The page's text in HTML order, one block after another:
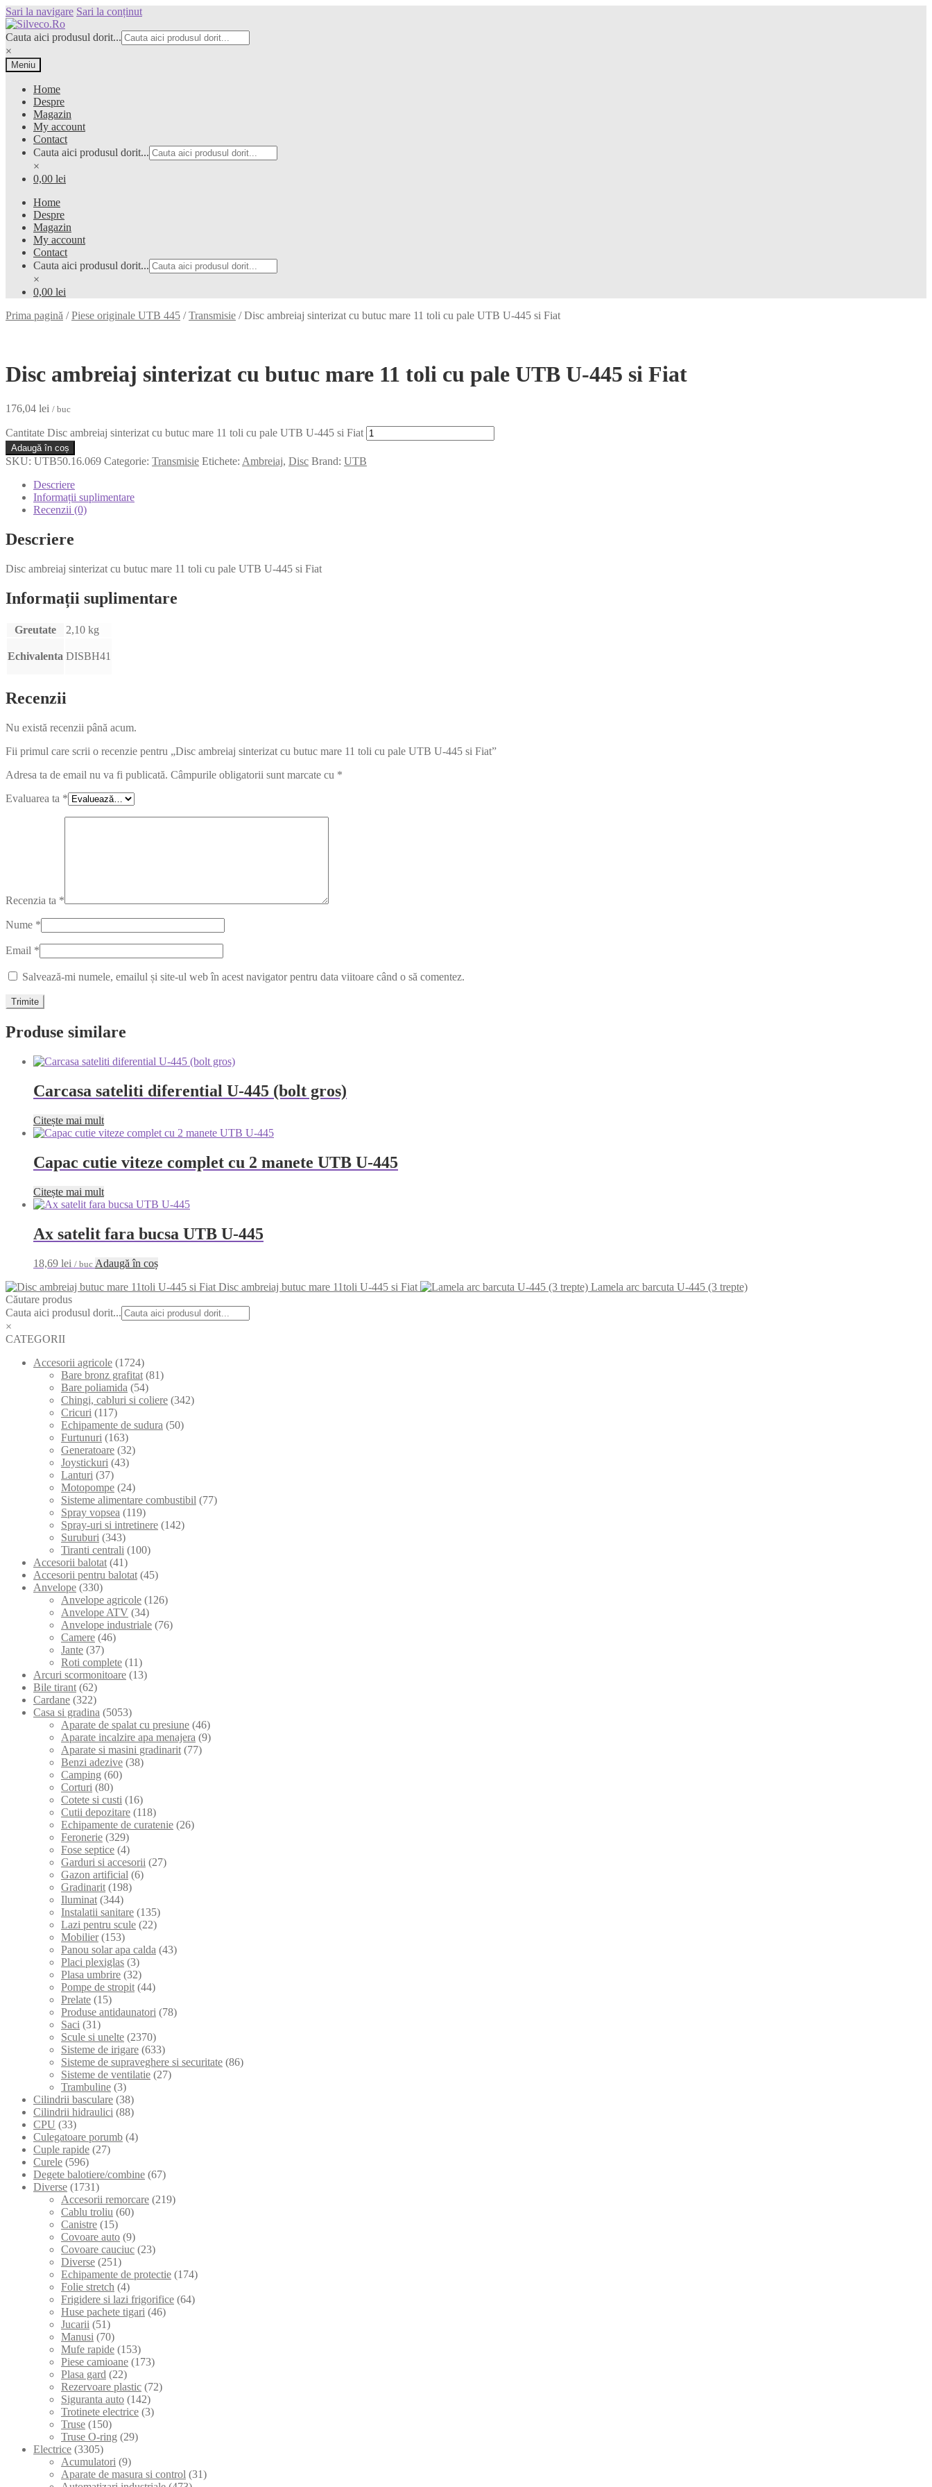
Sari la navigare Sari la conținut
Cauta aici produsul dorit...
×
Meniu
Home
Despre
Magazin
My account
Contact
Cauta aici produsul dorit...
×
0,00 lei
Home
Despre
Magazin
My account
Contact
Cauta aici produsul dorit...
×
0,00 lei
Prima pagină /Piese originale UTB 445 /Transmisie /Disc ambreiaj sinterizat cu butuc mare 11 toli cu pale UTB U-445 si Fiat
Disc ambreiaj sinterizat cu butuc mare 11 toli cu pale UTB U-445 si Fiat
176,04 lei / buc
Cantitate Disc ambreiaj sinterizat cu butuc mare 11 toli cu pale UTB U-445 si Fiat
Adaugă în coș
SKU: UTB50.16.069 Categorie: Transmisie Etichete: Ambreiaj, Disc Brand: UTB
Descriere
Informații suplimentare
Recenzii (0)
Descriere
Disc ambreiaj sinterizat cu butuc mare 11 toli cu pale UTB U-445 si Fiat
Informații suplimentare
Greutate 2,10 kg
Echivalenta DISBH41
Recenzii
Nu există recenzii până acum.
Fii primul care scrii o recenzie pentru „Disc ambreiaj sinterizat cu butuc mare 11 toli cu pale UTB U-445 si Fiat”
Adresa ta de email nu va fi publicată. Câmpurile obligatorii sunt marcate cu *
Evaluarea ta *
Recenzia ta *
Nume *
Email *
Salvează-mi numele, emailul și site-ul web în acest navigator pentru data viitoare când o să comentez.
Produse similare
Carcasa sateliti diferential U-445 (bolt gros)
Citește mai mult
Capac cutie viteze complet cu 2 manete UTB U-445
Citește mai mult
Ax satelit fara bucsa UTB U-445
18,69 lei / buc Adaugă în coș
Disc ambreiaj butuc mare 11toli U-445 si Fiat
Lamela arc barcuta U-445 (3 trepte)
Căutare produs
Cauta aici produsul dorit...
×
CATEGORII
Accesorii agricole (1724)
Bare bronz grafitat (81)
Bare poliamida (54)
Chingi, cabluri si coliere (342)
Cricuri (117)
Echipamente de sudura (50)
Furtunuri (163)
Generatoare (32)
Joystickuri (43)
Lanturi (37)
Motopompe (24)
Sisteme alimentare combustibil (77)
Spray vopsea (119)
Spray-uri si intretinere (142)
Suruburi (343)
Tiranti centrali (100)
Accesorii balotat (41)
Accesorii pentru balotat (45)
Anvelope (330)
Anvelope agricole (126)
Anvelope ATV (34)
Anvelope industriale (76)
Camere (46)
Jante (37)
Roti complete (11)
Arcuri scormonitoare (13)
Bile tirant (62)
Cardane (322)
Casa si gradina (5053)
Aparate de spalat cu presiune (46)
Aparate incalzire apa menajera (9)
Aparate si masini gradinarit (77)
Benzi adezive (38)
Camping (60)
Corturi (80)
Cotete si custi (16)
Cutii depozitare (118)
Echipamente de curatenie (26)
Feronerie (329)
Fose septice (4)
Garduri si accesorii (27)
Gazon artificial (6)
Gradinarit (198)
Iluminat (344)
Instalatii sanitare (135)
Lazi pentru scule (22)
Mobilier (153)
Panou solar apa calda (43)
Placi plexiglas (3)
Plasa umbrire (32)
Pompe de stropit (44)
Prelate (15)
Produse antidaunatori (78)
Saci (31)
Scule si unelte (2370)
Sisteme de irigare (633)
Sisteme de supraveghere si securitate (86)
Sisteme de ventilatie (27)
Trambuline (3)
Cilindrii basculare (38)
Cilindrii hidraulici (88)
CPU (33)
Culegatoare porumb (4)
Cuple rapide (27)
Curele (596)
Degete balotiere/combine (67)
Diverse (1731)
Accesorii remorcare (219)
Cablu troliu (60)
Canistre (15)
Covoare auto (9)
Covoare cauciuc (23)
Diverse (251)
Echipamente de protectie (174)
Folie stretch (4)
Frigidere si lazi frigorifice (64)
Huse pachete tigari (46)
Jucarii (51)
Manusi (70)
Mufe rapide (153)
Piese camioane (173)
Plasa gard (22)
Rezervoare plastic (72)
Siguranta auto (142)
Trotinete electrice (3)
Truse (150)
Truse O-ring (29)
Electrice (3305)
Acumulatori (9)
Aparate de masura si control (31)